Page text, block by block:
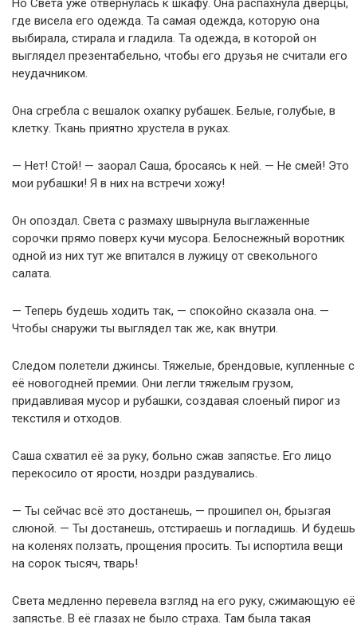
Но Света уже отвернулась к шкафу. Она распахнула дверцы,
где висела его одежда. Та самая одежда, которую она
выбирала, стирала и гладила. Та одежда, в которой он
выглядел презентабельно, чтобы его друзья не считали его
неудачником.
Она сгребла с вешалок охапку рубашек. Белые, голубые, в
клетку. Ткань приятно хрустела в руках.
— Нет! Стой! — заорал Саша, бросаясь к ней. — Не смей! Это
мои рубашки! Я в них на встречи хожу!
Он опоздал. Света с размаху швырнула выглаженные
сорочки прямо поверх кучи мусора. Белоснежный воротник
одной из них тут же впитался в лужицу от свекольного
салата.
— Теперь будешь ходить так, — спокойно сказала она. —
Чтобы снаружи ты выглядел так же, как внутри.
Следом полетели джинсы. Тяжелые, брендовые, купленные с
её новогодней премии. Они легли тяжелым грузом,
придавливая мусор и рубашки, создавая слоеный пирог из
текстиля и отходов.
Саша схватил её за руку, больно сжав запястье. Его лицо
перекосило от ярости, ноздри раздувались.
— Ты сейчас всё это достанешь, — прошипел он, брызгая
слюной. — Ты достанешь, отстираешь и погладишь. И будешь
на коленях ползать, прощения просить. Ты испортила вещи
на сорок тысяч, тварь!
Света медленно перевела взгляд на его руку, сжимающую её
запястье. В её глазах не было страха. Там была такая